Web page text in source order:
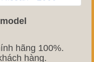
hãng 100%.
hàng.